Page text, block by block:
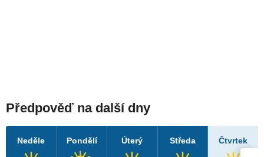
Předpověď na další dny
Neděle Pondělí Úterý Středa Čtvrtek